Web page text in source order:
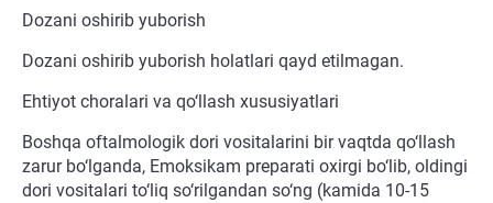
Dozani oshirib yuborish
Dozani oshirib yuborish holatlari qayd etilmagan.
Ehtiyot choralari va qo‘llash xususiyatlari
Boshqa oftalmologik dori vositalarini bir vaqtda qo‘llash
zarur bo‘lganda, Emoksikam preparati oxirgi bo‘lib, oldingi
dori vositalari to‘liq so‘rilgandan so‘ng (kamida 10-15